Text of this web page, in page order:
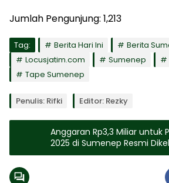
Jumlah Pengunjung: 1,213
Tag: Berita Hari Ini
Berita
Locusjatim.com
Sumenep
Tape Sumenep
Penulis: Rifki Editor: Rezky
Anggaran Rp3,3 Miliar untuk
2025 di Sumenep Resmi